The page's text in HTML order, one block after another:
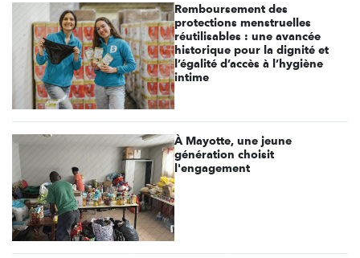
Remboursement des
protections menstruelles
réutilisables : une avancée
historique pour la dignité et
l’égalité d’accès à l’hygiène
intime
À Mayotte, une jeune
génération choisit
l'engagement